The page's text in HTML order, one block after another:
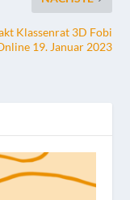
Klassenrat 3D Fobi
19. Januar 2023